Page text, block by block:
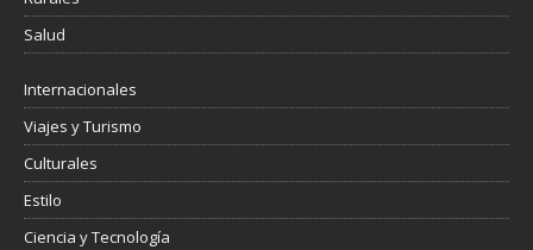
Salud
Internacionales
Viajes y Turismo
Culturales
Estilo
Ciencia y Tecnología